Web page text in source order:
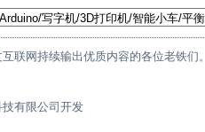
联网持续输出优质内容的各位老铁们。
有限公司开发